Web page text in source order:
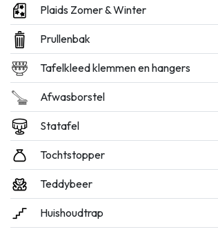
Plaids Zomer & Winter
Prullenbak
Tafelkleed klemmen en hangers
Afwasborstel
Statafel
Tochtstopper
Teddybeer
Huishoudtrap